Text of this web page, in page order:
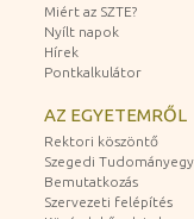
Miért az SZTE?
Nyílt napok
Hírek
Pontkalkulátor
AZ EGYETEMRŐL
Rektori köszöntő
Szegedi
Bemutatkozás
Szervezeti felépítés